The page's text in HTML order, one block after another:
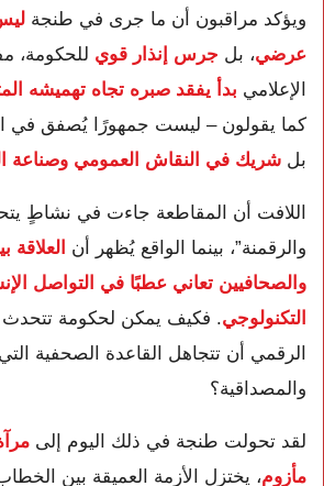
ويؤكد مراقبون أن ما جرى في طنجة
عرضي، بل جرس إنذار قوي للحكومة،
الإعلامي بدأ يفقد صبره تجاه تهميشه
كما يقولون – ليست جمهورًا يُصفق في
بل شريك في النقاش العمومي وصناعة
اللافت أن المقاطعة جاءت في نشاطٍ
والرقمنة”، بينما الواقع يُظهر أن العلاقة
والصحافيين تعاني عطبًا في التواصل
التكنولوجي. فكيف يمكن لحكومة
الرقمي أن تتجاهل القاعدة الصحفية
والمصداقية؟
لقد تحولت طنجة في ذلك اليوم إلى
مأزوم، يختزل الأزمة العميقة بين